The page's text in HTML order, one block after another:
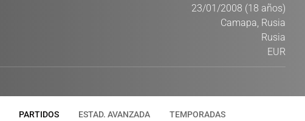
23/01/2008 (18 años)
Camapa, Rusia
Rusia
EUR
PARTIDOS ESTAD. AVANZADA TEMPORADAS